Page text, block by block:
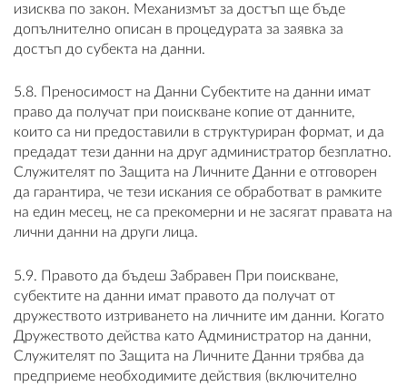
изисква по закон. Механизмът за достъп ще бъде
допълнително описан в процедурата за заявка за
достъп до субекта на данни.
5.8. Преносимост на Данни Субектите на данни имат
право да получат при поискване копие от данните,
които са ни предоставили в структуриран формат, и да
предадат тези данни на друг администратор безплатно.
Служителят по Защита на Личните Данни е отговорен
да гарантира, че тези искания се обработват в рамките
на един месец, не са прекомерни и не засягат правата на
лични данни на други лица.
5.9. Правото да бъдеш Забравен При поискване,
субектите на данни имат правото да получат от
дружеството изтриването на личните им данни. Когато
Дружеството действа като Администратор на данни,
Служителят по Защита на Личните Данни трябва да
предприеме необходимите действия (включително